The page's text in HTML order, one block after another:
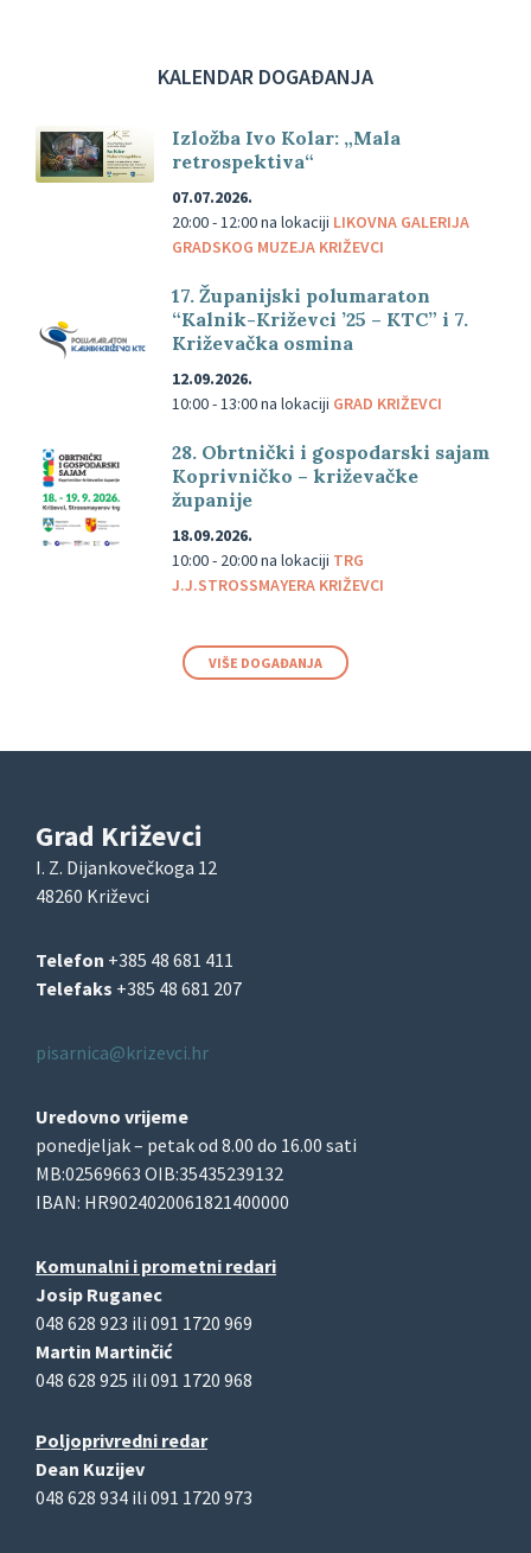
KALENDAR DOGAĐANJA
Izložba Ivo Kolar: „Mala
retrospektiva“
07.07.2026.
20:00 - 12:00na lokaciji LIKOVNA GALERIJA
GRADSKOG MUZEJA KRIŽEVCI
17. Županijski polumaraton
“Kalnik-Križevci ’25 – KTC” i 7.
Križevačka osmina
12.09.2026.
10:00 - 13:00na lokaciji GRAD KRIŽEVCI
28. Obrtnički i gospodarski sajam
Koprivničko – križevačke
županije
18.09.2026.
10:00 - 20:00na lokaciji TRG
J.J.STROSSMAYERA KRIŽEVCI
VIŠE DOGAĐANJA
Grad Križevci
I. Z. Dijankovečkoga 12
48260 Križevci
Telefon +385 48 681 411
Telefaks +385 48 681 207
pisarnica@krizevci.hr
Uredovno vrijeme
ponedjeljak – petak od 8.00 do 16.00 sati
MB:02569663 OIB:35435239132
IBAN: HR9024020061821400000
Komunalni i prometni redari
Josip Ruganec
048 628 923 ili 091 1720 969
Martin Martinčić
048 628 925 ili 091 1720 968
Poljoprivredni redar
Dean Kuzijev
048 628 934 ili 091 1720 973